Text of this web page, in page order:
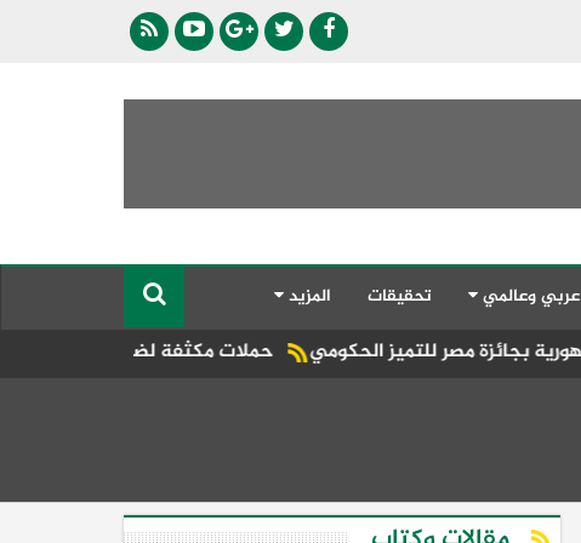
عربي وعالمي تحقيقات المزيد
حملات مكثفة لضبط التكاتك المخالفة بطريق